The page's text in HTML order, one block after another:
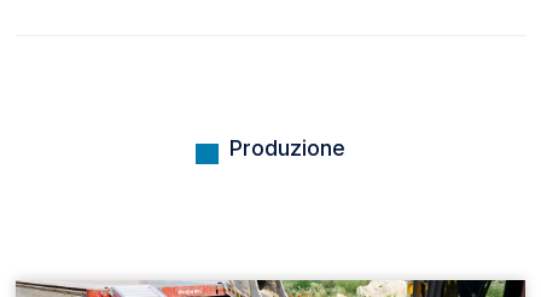
Produzione